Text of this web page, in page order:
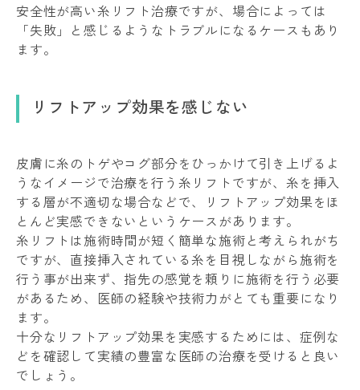
安全性が高い糸リフト治療ですが、場合によっては
「失敗」と感じるようなトラブルになるケースもあり
ます。
リフトアップ効果を感じない
皮膚に糸のトゲやコグ部分をひっかけて引き上げるよ
うなイメージで治療を行う糸リフトですが、糸を挿入
する層が不適切な場合などで、リフトアップ効果をほ
とんど実感できないというケースがあります。
糸リフトは施術時間が短く簡単な施術と考えられがち
ですが、直接挿入されている糸を目視しながら施術を
行う事が出来ず、指先の感覚を頼りに施術を行う必要
があるため、医師の経験や技術力がとても重要になり
ます。
十分なリフトアップ効果を実感するためには、症例な
どを確認して実績の豊富な医師の治療を受けると良い
でしょう。